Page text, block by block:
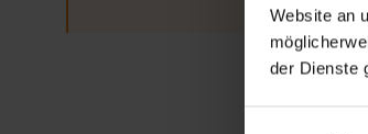
Website an
der Dienste